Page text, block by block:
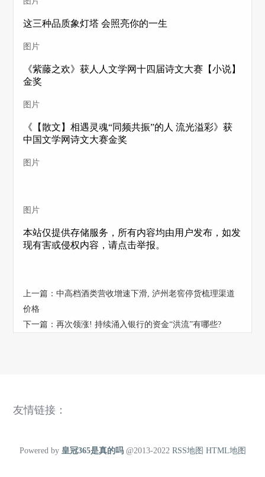
这三种品质象灯塔 会照亮你的一生
图片
《紫藤之欢》获人人文学网十四届诗文大赛【小说】
金奖
图片
《【散文】相遇灵魂“同频共振”的人 流光溢彩》获
中国文学网诗文大赛金奖
图片
图片
本站仅提供存储服务，所有内容均由用户发布，如发
现有害或侵权内容，请点击举报。
上一篇：中高档酒类营收增速下滑, 泸州老窖停货梳理渠道
价格
下一篇：再次领涨! 持续涌入银行的资金“洪流”有哪些?
友情链接：
Powered by 皇冠365是真的吗@2013-2022 RSS地图 HTML地图